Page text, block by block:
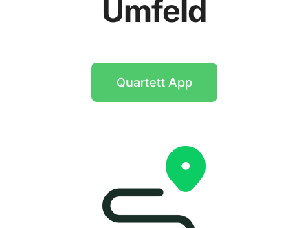
Umfeld
Quartett App